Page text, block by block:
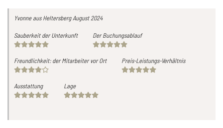
Yvonneaus Heltersberg August 2024
Sauberkeit der Unterkunft Der Buchungsablauf
Freundlichkeit: der Mitarbeiter vor Ort Preis-Leistungs-Verhältnis
Ausstattung Lage